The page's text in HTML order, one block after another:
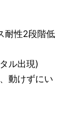
耐性2段階低
ル出現)
動けずにい